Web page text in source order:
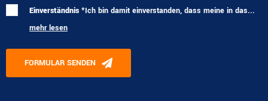
Einverständnis *Ich bin damit einverstanden, dass meine in das...
mehr lesen
Please leave this field empty.
FORMULAR SENDEN